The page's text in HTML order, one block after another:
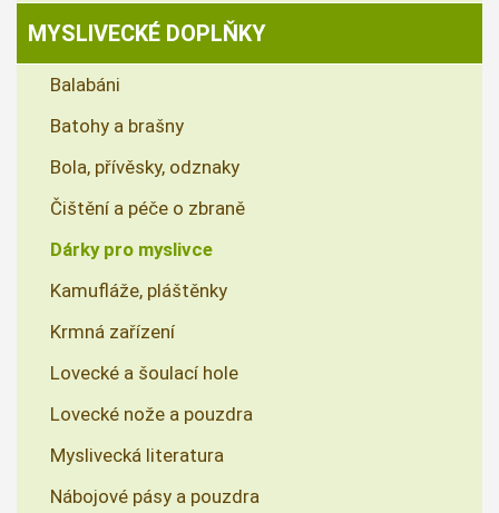
MYSLIVECKÉ DOPLŇKY
Balabáni
Batohy a brašny
Bola, přívěsky, odznaky
Čištění a péče o zbraně
Dárky pro myslivce
Kamufláže, pláštěnky
Krmná zařízení
Lovecké a šoulací hole
Lovecké nože a pouzdra
Myslivecká literatura
Nábojové pásy a pouzdra